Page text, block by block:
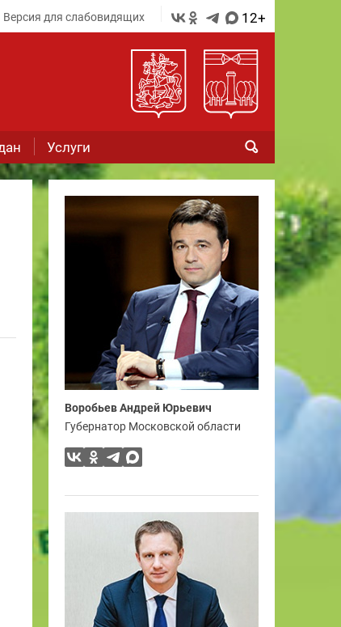
Версия для слабовидящих 12+
Услуги
Воробьев Андрей Юрьевич
Губернатор Московской области